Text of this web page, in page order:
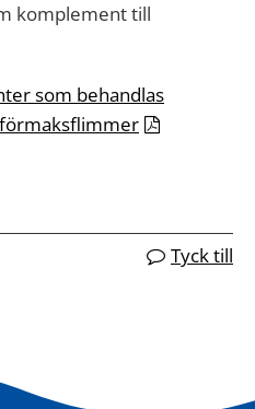
komplement till
som behandlas
Tyck till